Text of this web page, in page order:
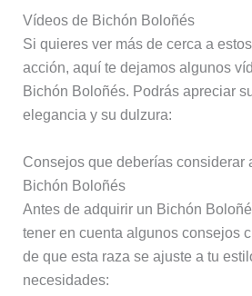
Vídeos de Bichón Boloñés
Si quieres ver más de cerca a
acción, aquí te dejamos algunos
Bichón Boloñés. Podrás apreciar
elegancia y su dulzura:
Consejos que deberías considerar
Bichón Boloñés
Antes de adquirir un Bichón
tener en cuenta algunos consejos
de que esta raza se ajuste a tu
necesidades: